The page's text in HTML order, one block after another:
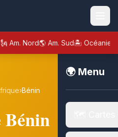
🗽 Am. Nord🌎 Am. Sud🏝️ Océanie
🌍 Menu
›Bénin
Bénin